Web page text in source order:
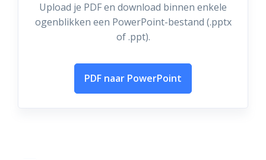
Upload je PDF en download binnen enkele
ogenblikken een PowerPoint-bestand (.pptx
of .ppt).
PDF naar PowerPoint